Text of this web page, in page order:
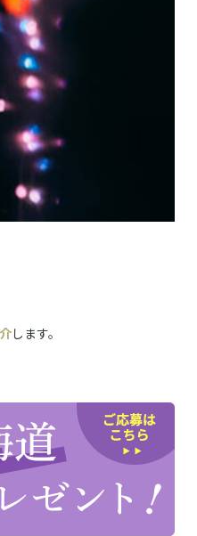
します。